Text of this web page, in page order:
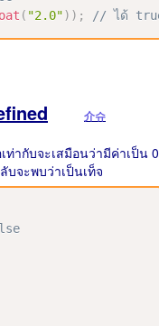
( "2.0") ) ; // ได้
介슈
ท่ากับจะเสมือนว่ามีค่าเป็น 0
บจะพบว่าเป็นเท็จ